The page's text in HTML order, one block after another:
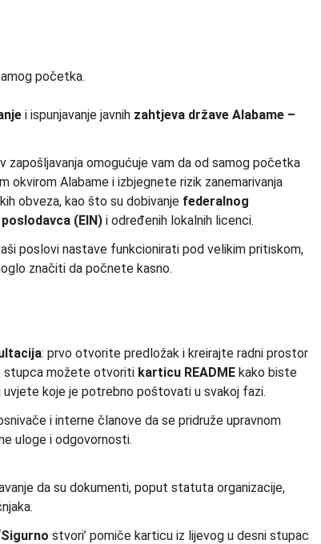
početka.
i ispunjavanje javnih zahtjeva države Alabame –
zapošljavanja omogućuje vam da od samog početka
okvirom Alabame i izbjegnete rizik zanemarivanja
obveza, kao što su dobivanje federalnog
(EIN) i određenih lokalnih licenci.
poslovi nastave funkcionirati pod velikim pritiskom,
značiti da počnete kasno.
: prvo otvorite predložak i kreirajte radni prostor
stupca možete otvoriti karticu README kako biste
uvjete koje je potrebno poštovati u svakoj fazi.
i interne članove da se pridruže upravnom
uloge i odgovornosti.
da su dokumenti, poput statuta organizacije,
stvori’ pomiče karticu iz lijevog u desni stupac